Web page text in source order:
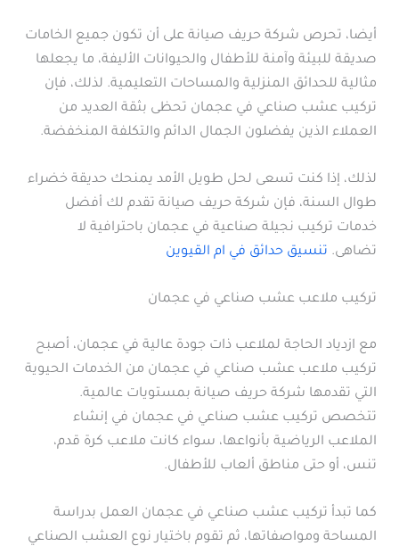
أيضا، تحرص شركة حريف صيانة على أن تكون جميع الخامات
صديقة للبيئة وآمنة للأطفال والحيوانات الأليفة، ما يجعلها
مثالية للحدائق المنزلية والمساحات التعليمية. لذلك، فإن
تركيب عشب صناعي في عجمان تحظى بثقة العديد من
العملاء الذين يفضلون الجمال الدائم والتكلفة المنخفضة.
لذلك، إذا كنت تسعى لحل طويل الأمد يمنحك حديقة خضراء
طوال السنة، فإن شركة حريف صيانة تقدم لك أفضل
خدمات تركيب نجيلة صناعية في عجمان باحترافية لا
تضاهى. تنسيق حدائق في ام القيوين
تركيب ملاعب عشب صناعي في عجمان
مع ازدياد الحاجة لملاعب ذات جودة عالية في عجمان، أصبح
تركيب ملاعب عشب صناعي في عجمان من الخدمات الحيوية
التي تقدمها شركة حريف صيانة بمستويات عالمية.
تتخصص تركيب عشب صناعي في عجمان في إنشاء
الملاعب الرياضية بأنواعها، سواء كانت ملاعب كرة قدم،
تنس، أو حتى مناطق ألعاب للأطفال.
كما تبدأ تركيب عشب صناعي في عجمان العمل بدراسة
المساحة ومواصفاتها، ثم تقوم باختيار نوع العشب الصناعي